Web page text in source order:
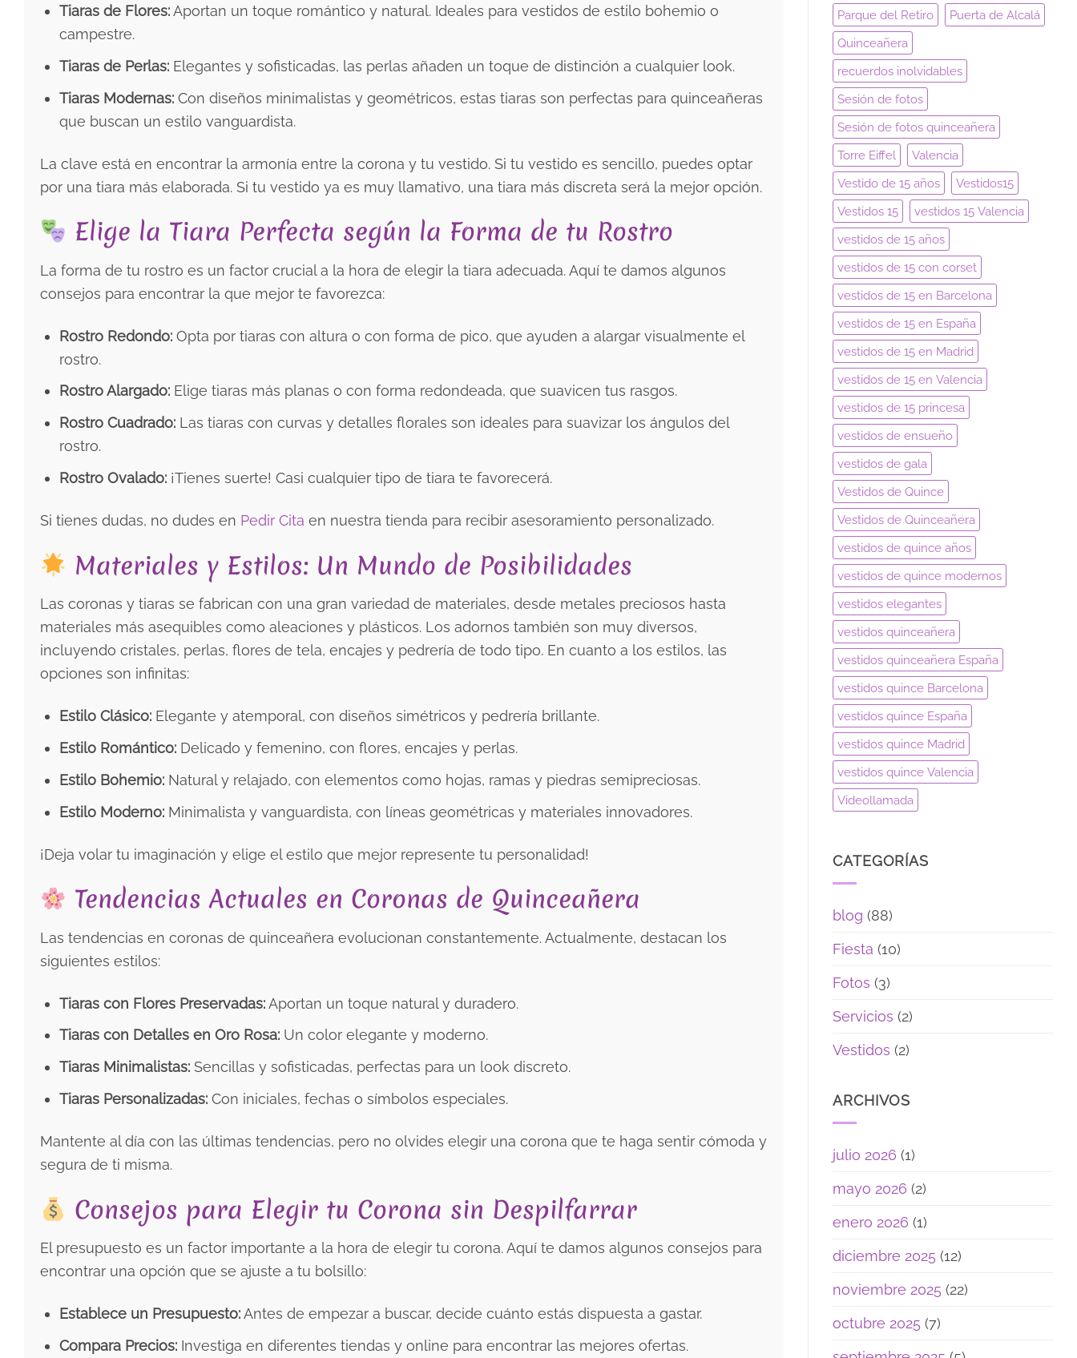
Tiaras de Flores:Aportan un toque romántico y natural. Ideales para vestidos de estilo bohemio o
campestre.
Tiaras de Perlas:Elegantes y sofisticadas, las perlas añaden un toque de distinción a cualquier look.
Tiaras Modernas:Con diseños minimalistas y geométricos, estas tiaras son perfectas para quinceañeras
que buscan un estilo vanguardista.
La clave está en encontrar la armonía entre la corona y tu vestido. Si tu vestido es sencillo, puedes optar
por una tiara más elaborada. Si tu vestido ya es muy llamativo, una tiara más discreta será la mejor opción.
Elige la Tiara Perfecta según la Forma de tu Rostro
La forma de tu rostro es un factor crucial a la hora de elegir la tiara adecuada. Aquí te damos algunos
consejos para encontrar la que mejor te favorezca:
Rostro Redondo:Opta por tiaras con altura o con forma de pico, que ayuden a alargar visualmente el
rostro.
Rostro Alargado:Elige tiaras más planas o con forma redondeada, que suavicen tus rasgos.
Rostro Cuadrado:Las tiaras con curvas y detalles florales son ideales para suavizar los ángulos del
rostro.
Rostro Ovalado:¡Tienes suerte! Casi cualquier tipo de tiara te favorecerá.
Si tienes dudas, no dudes en Pedir Cita en nuestra tienda para recibir asesoramiento personalizado.
Materiales y Estilos: Un Mundo de Posibilidades
Las coronas y tiaras se fabrican con una gran variedad de materiales, desde metales preciosos hasta
materiales más asequibles como aleaciones y plásticos. Los adornos también son muy diversos,
incluyendo cristales, perlas, flores de tela, encajes y pedrería de todo tipo. En cuanto a los estilos, las
opciones son infinitas:
Estilo Clásico:Elegante y atemporal, con diseños simétricos y pedrería brillante.
Estilo Romántico:Delicado y femenino, con flores, encajes y perlas.
Estilo Bohemio:Natural y relajado, con elementos como hojas, ramas y piedras semipreciosas.
Estilo Moderno:Minimalista y vanguardista, con líneas geométricas y materiales innovadores.
¡Deja volar tu imaginación y elige el estilo que mejor represente tu personalidad!
Tendencias Actuales en Coronas de Quinceañera
Las tendencias en coronas de quinceañera evolucionan constantemente. Actualmente, destacan los
siguientes estilos:
Tiaras con Flores Preservadas:Aportan un toque natural y duradero.
Tiaras con Detalles en Oro Rosa:Un color elegante y moderno.
Tiaras Minimalistas:Sencillas y sofisticadas, perfectas para un look discreto.
Tiaras Personalizadas:Con iniciales, fechas o símbolos especiales.
Mantente al día con las últimas tendencias, pero no olvides elegir una corona que te haga sentir cómoda y
segura de ti misma.
Consejos para Elegir tu Corona sin Despilfarrar
El presupuesto es un factor importante a la hora de elegir tu corona. Aquí te damos algunos consejos para
encontrar una opción que se ajuste a tu bolsillo:
Establece un Presupuesto:Antes de empezar a buscar, decide cuánto estás dispuesta a gastar.
Compara Precios:Investiga en diferentes tiendas y online para encontrar las mejores ofertas.
Parque del Retiro Puerta de Alcalá
Quinceañera
recuerdos inolvidables
Sesión de fotos
Sesión de fotos quinceañera
Torre Eiffel Valencia
Vestido de 15 años Vestidos15
Vestidos 15 vestidos 15 Valencia
vestidos de 15 años
vestidos de 15 con corset
vestidos de 15 en Barcelona
vestidos de 15 en España
vestidos de 15 en Madrid
vestidos de 15 en Valencia
vestidos de 15 princesa
vestidos de ensueño
vestidos de gala
Vestidos de Quince
Vestidos de Quinceañera
vestidos de quince años
vestidos de quince modernos
vestidos elegantes
vestidos quinceañera
vestidos quinceañera España
vestidos quince Barcelona
vestidos quince España
vestidos quince Madrid
vestidos quince Valencia
Videollamada
CATEGORÍAS
blog (88)
Fiesta (10)
Fotos (3)
Servicios (2)
Vestidos (2)
ARCHIVOS
julio 2026 (1)
mayo 2026 (2)
enero 2026 (1)
diciembre 2025 (12)
noviembre 2025 (22)
octubre 2025 (7)